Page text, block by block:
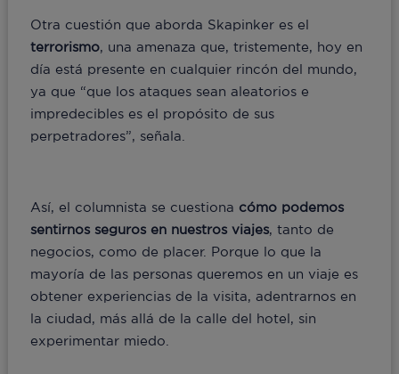
Otra cuestión que aborda Skapinker es el
terrorismo, una amenaza que, tristemente, hoy en
día está presente en cualquier rincón del mundo,
ya que “que los ataques sean aleatorios e
impredecibles es el propósito de sus
perpetradores”, señala.
Así, el columnista se cuestiona cómo podemos
sentirnos seguros en nuestros viajes, tanto de
negocios, como de placer. Porque lo que la
mayoría de las personas queremos en un viaje es
obtener experiencias de la visita, adentrarnos en
la ciudad, más allá de la calle del hotel, sin
experimentar miedo.